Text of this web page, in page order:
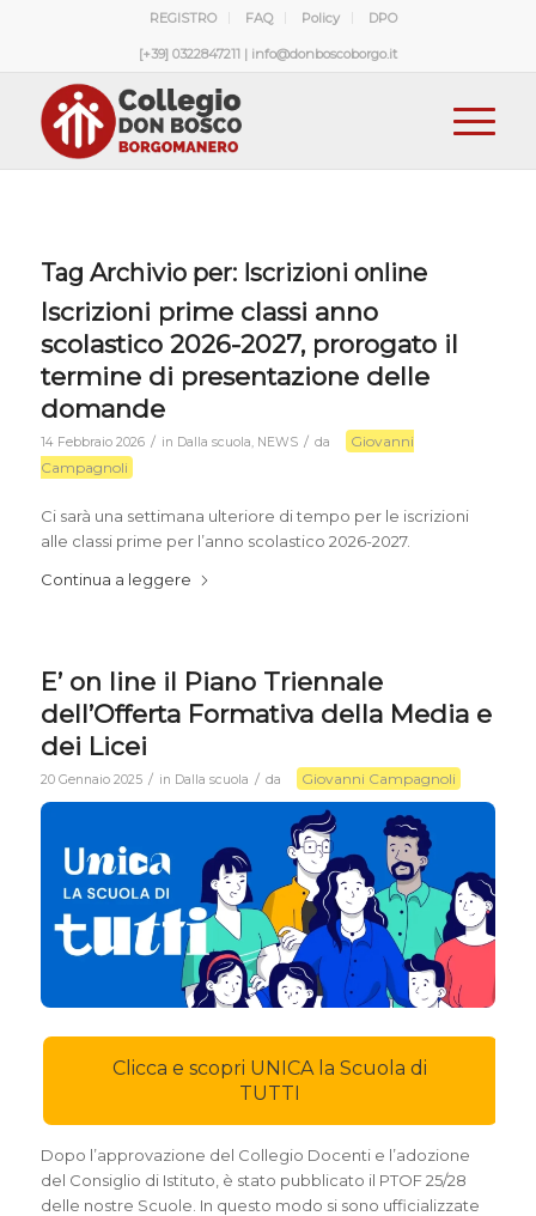
REGISTRO FAQ Policy DPO
[+39] 0322847211 | info@donboscoborgo.it
Tag Archivio per: Iscrizioni online
Iscrizioni prime classi anno
scolastico 2026-2027, prorogato il
termine di presentazione delle
domande
14 Febbraio 2026 / in Dalla scuola, NEWS / da
Giovanni
Campagnoli
Ci sarà una settimana ulteriore di tempo per le iscrizioni
alle classi prime per l’anno scolastico 2026-2027.
Continua a leggere
E’ on line il Piano Triennale
dell’Offerta Formativa della Media e
dei Licei
20 Gennaio 2025 / in Dalla scuola / da Giovanni Campagnoli
Clicca e scopri UNICA la Scuola di
TUTTI
Dopo l’approvazione del Collegio Docenti e l’adozione
del Consiglio di Istituto, è stato pubblicato il PTOF 25/28
delle nostre Scuole. In questo modo si sono ufficializzate